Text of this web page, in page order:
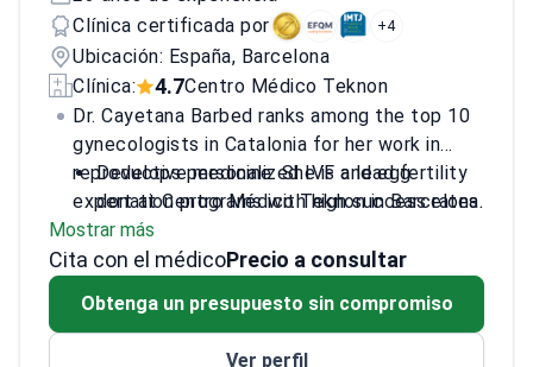
Clínica certificada por
+4
Ubicación: España, Barcelona
Clínica:
4.7Centro Médico Teknon
Dr. Cayetana Barbed ranks among the top 10
gynecologists in Catalonia for her work in
reproductive medicine. She is a lead fertility
expert at Centro Médico Teknon in Barcelona.
Dr. Barbed coordinates one of the most
technologically advanced egg donation
Level III certification in ultrasound
Develops personalized IVF and egg
donation programs with high success rates.
Treats complex cases of infertility,
endometriosis, and polycystic ovary
Performs specialized procedures including
Mostrar más
Cita con el médicoPrecio a consultar
Obtenga un presupuesto sin compromiso
Ver perfil